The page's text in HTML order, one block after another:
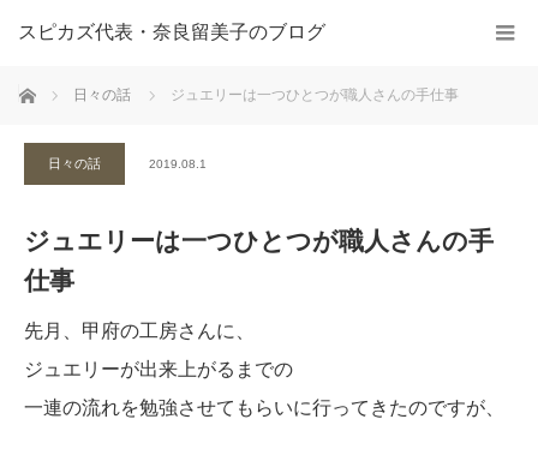
スピカズ代表・奈良留美子のブログ
ホーム 日々の話 ジュエリーは一つひとつが職人さんの手仕事
日々の話 2019.08.1
ジュエリーは一つひとつが職人さんの手
仕事
先月、甲府の工房さんに、
ジュエリーが出来上がるまでの
一連の流れを勉強させてもらいに行ってきたのですが、